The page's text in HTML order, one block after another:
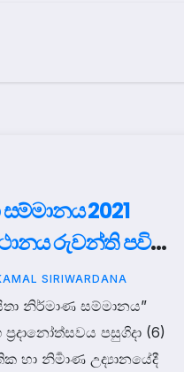
2021
රුවන්ති පවිත්‍රා
SIRIWARDANA
නිර්මාණ සම්මානය”
පසුගිදා (6)
හා නිර්‍මාණ උද්‍යානයේදී